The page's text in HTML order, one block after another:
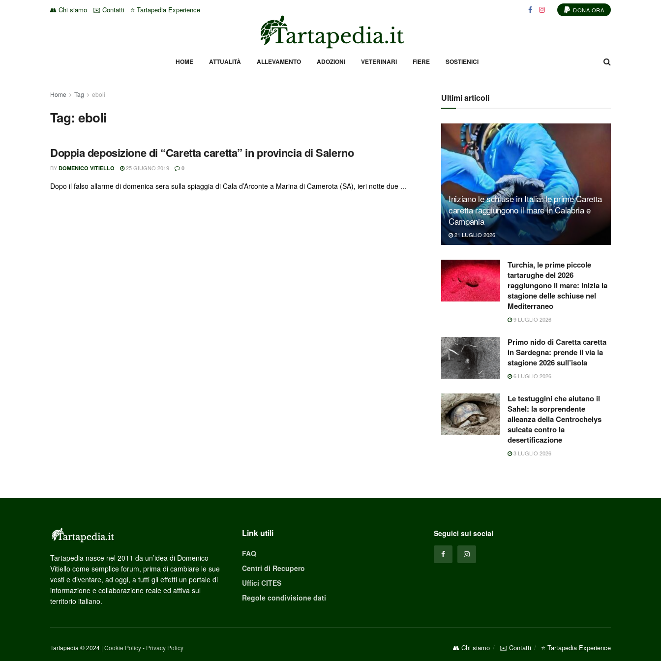
👥 Chi siamo ✉️ Contatti ⭐ Tartapedia Experience DONA ORA
HOME ATTUALITÀ ALLEVAMENTO ADOZIONI VETERINARI FIERE SOSTIENICI
Home Tag eboli
Tag:eboli
Doppia deposizione di “Caretta caretta” in provincia di Salerno
BY DOMENICO VITIELLO 25 GIUGNO 2019 0
Dopo il falso allarme di domenica sera sulla spiaggia di Cala d’Arconte a Marina di Camerota (SA), ieri notte due ...
Ultimi articoli
Iniziano le schiuse in Italia: le prime Caretta
caretta raggiungono il mare in Calabria e
Campania
21 LUGLIO 2026
Turchia, le prime piccole
tartarughe del 2026
raggiungono il mare: inizia la
stagione delle schiuse nel
Mediterraneo
9 LUGLIO 2026
Primo nido di Caretta caretta
in Sardegna: prende il via la
stagione 2026 sull’isola
6 LUGLIO 2026
Le testuggini che aiutano il
Sahel: la sorprendente
alleanza della Centrochelys
sulcata contro la
desertificazione
3 LUGLIO 2026
Tartapedia nasce nel 2011 da un’idea di Domenico
Vitiello come semplice forum, prima di cambiare le sue
vesti e diventare, ad oggi, a tutti gli effetti un portale di
informazione e collaborazione reale ed attiva sul
territorio italiano.
Link utili
FAQ
Centri di Recupero
Uffici CITES
Regole condivisione dati
Seguici sui social
👥 Chi siamo ✉️ Contatti ⭐ Tartapedia Experience
Tartapedia © 2024 | Cookie Policy- Privacy Policy